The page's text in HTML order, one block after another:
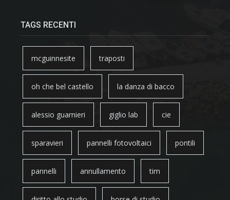
TAGS RECENTI
mcguinnesite traposti
oh che bel castello la danza di bacco
alessio guarnieri giglio lab cie
sparavieri pannelli fotovoltaici pontili
pannelli annullamento tim